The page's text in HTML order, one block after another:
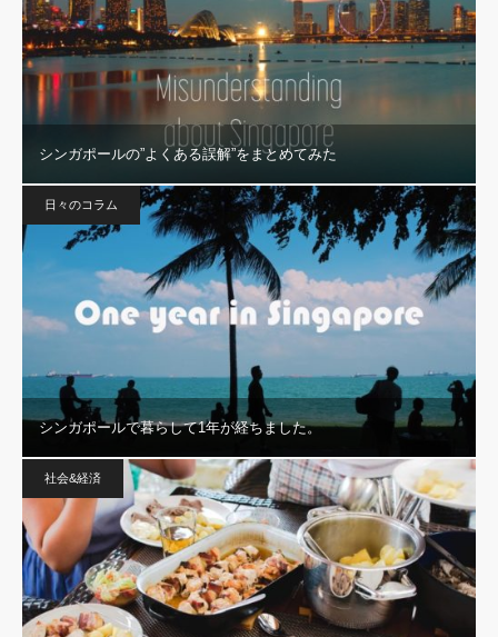
シンガポールの”よくある誤解”をまとめてみた
日々のコラム
シンガポールで暮らして1年が経ちました。
社会&経済